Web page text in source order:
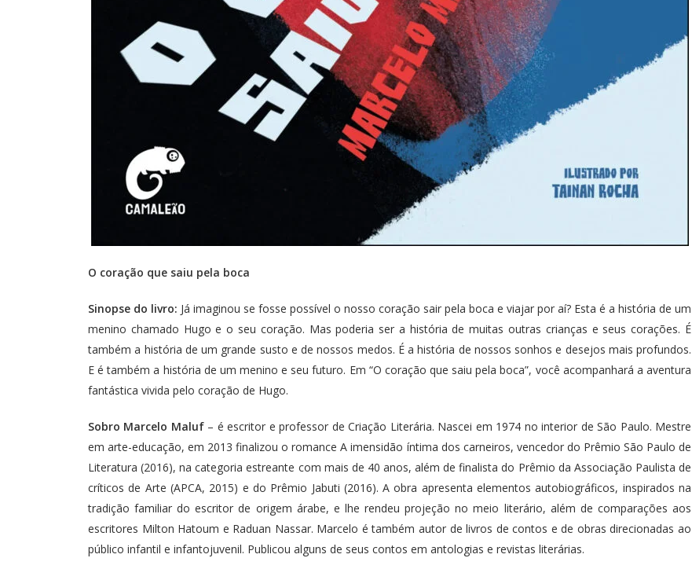
O coração que saiu pela boca
Sinopse do livro: Já imaginou se fosse possível o nosso coração sair pela boca e viajar por aí? Esta é a história de um
menino chamado Hugo e o seu coração. Mas poderia ser a história de muitas outras crianças e seus corações. É
também a história de um grande susto e de nossos medos. É a história de nossos sonhos e desejos mais profundos.
E é também a história de um menino e seu futuro. Em “O coração que saiu pela boca”, você acompanhará a aventura
fantástica vivida pelo coração de Hugo.
Sobro Marcelo Maluf – é escritor e professor de Criação Literária. Nascei em 1974 no interior de São Paulo. Mestre
em arte-educação, em 2013 finalizou o romance A imensidão íntima dos carneiros, vencedor do Prêmio São Paulo de
Literatura (2016), na categoria estreante com mais de 40 anos, além de finalista do Prêmio da Associação Paulista de
críticos de Arte (APCA, 2015) e do Prêmio Jabuti (2016). A obra apresenta elementos autobiográficos, inspirados na
tradição familiar do escritor de origem árabe, e lhe rendeu projeção no meio literário, além de comparações aos
escritores Milton Hatoum e Raduan Nassar. Marcelo é também autor de livros de contos e de obras direcionadas ao
público infantil e infantojuvenil. Publicou alguns de seus contos em antologias e revistas literárias.